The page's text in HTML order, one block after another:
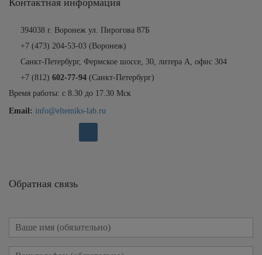
394038 г. Воронеж ул. Пирогова 87Б
+7 (473) 204-53-03 (Воронеж)
Санкт-Петербург, Фермское шоссе, 30, литера А, офис 304
+7 (812) 602-77-94 (Санкт-Петербург)
Время работы: с 8.30 до 17.30 Мск
Email: info@eltemiks-lab.ru
Обратная связь